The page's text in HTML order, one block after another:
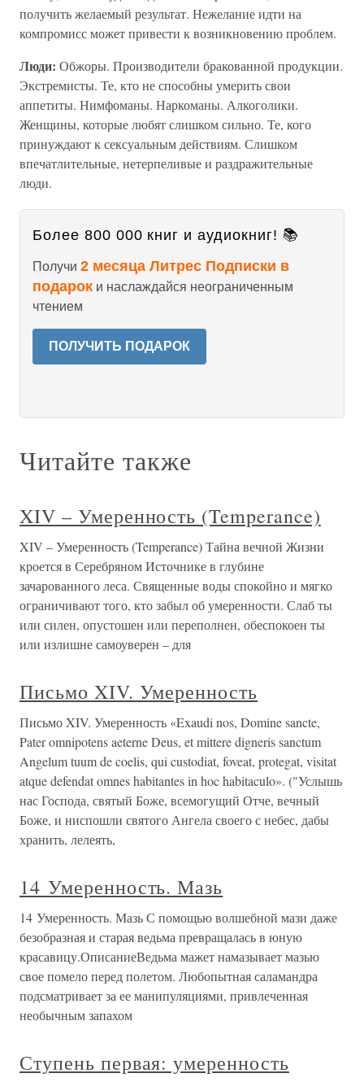
получить желаемый результат. Нежелание идти на
компромисс может привести к возникновению проблем.
Люди: Обжоры. Производители бракованной продукции.
Экстремисты. Те, кто не способны умерить свои
аппетиты. Нимфоманы. Наркоманы. Алкоголики.
Женщины, которые любят слишком сильно. Те, кого
принуждают к сексуальным действиям. Слишком
впечатлительные, нетерпеливые и раздражительные
люди.
Более 800 000 книг и аудиокниг! 📚
Получи 2 месяца Литрес Подписки в
подарок и наслаждайся неограниченным
чтением
ПОЛУЧИТЬ ПОДАРОК
Читайте также
XIV – Умеренность (Temperance)
XIV – Умеренность (Temperance) Тайна вечной Жизни
кроется в Серебряном Источнике в глубине
зачарованного леса. Священные воды спокойно и мягко
ограничивают того, кто забыл об умеренности. Слаб ты
или силен, опустошен или переполнен, обеспокоен ты
или излишне самоуверен – для
Письмо XIV. Умеренность
Письмо XIV. Умеренность «Exaudi nos, Domine sancte,
Pater omnipotens aeterne Deus, et mittere digneris sanctum
Angelum tuum de coelis, qui custodiat, foveat, protegat, visitat
atque defendat omnes habitantes in hoc habitaculo». ("Услышь
нас Господа, святый Боже, всемогущий Отче, вечный
Боже, и ниспошли святого Ангела своего с небес, дабы
хранить, лелеять,
14 Умеренность. Мазь
14 Умеренность. Мазь С помощью волшебной мази даже
безобразная и старая ведьма превращалась в юную
красавицу.ОписаниеВедьма мажет намазывает мазью
свое помело перед полетом. Любопытная саламандра
подсматривает за ее манипуляциями, привлеченная
необычным запахом
Ступень первая: умеренность